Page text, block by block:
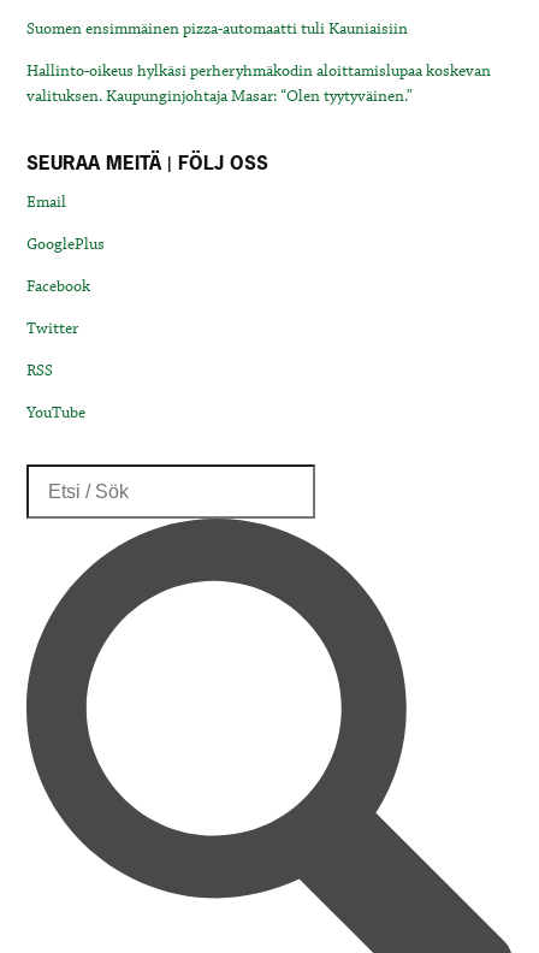
Suomen ensimmäinen pizza-automaatti tuli Kauniaisiin
Hallinto-oikeus hylkäsi perheryhmäkodin aloittamislupaa koskevan
valituksen. Kaupunginjohtaja Masar: “Olen tyytyväinen.”
SEURAA MEITÄ | FÖLJ OSS
Email
GooglePlus
Facebook
Twitter
RSS
YouTube